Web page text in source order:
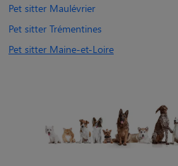
Pet sitter Maulévrier
Pet sitter Trémentines
Pet sitter Maine-et-Loire